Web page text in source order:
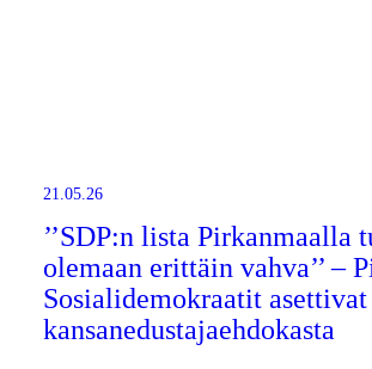
21.05.26
’’SDP:n lista Pirkanmaalla
olemaan erittäin vahva’’ –
Sosialidemokraatit
kansanedustajaehdokasta